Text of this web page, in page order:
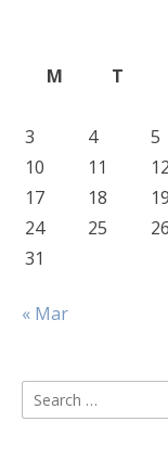
M
T
3
4 5
10
11 12
17
18 19
24
25 26
31
« Mar
Search
for: